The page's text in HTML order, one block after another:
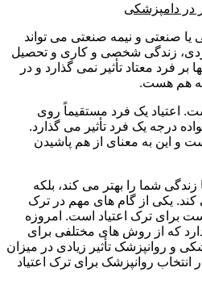
در دامپزشکی
یا صنعتی و نیمه صنعتی می تواند
زندگی شخصی و کاری و تحصیل
بر فرد معتاد تأثیر نمی گذارد و در
هم هست.
اعتیاد یک فرد مستقیماً روی
درجه یک فرد تأثیر می گذارد.
و این به معنای از هم پاشیدن
زندگی شما را بهتر می کند، بلکه
یکی از گام های مهم در ترک
برای ترک اعتیاد است. امروزه
که از روش های مختلفی برای
و روانپزشک تأثیر زیادی در میزان
انتخاب روانپزشک برای ترک اعتیاد